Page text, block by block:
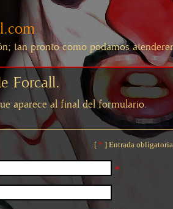
tan pronto como podamos
Forcall.
aparece al final del formulario.
[ * ] Entrada obligatoria
*